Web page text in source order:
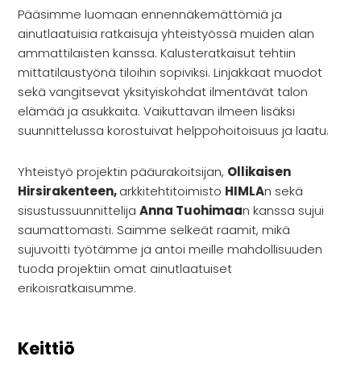
Pääsimme luomaan ennennäkemättömiä ja
ainutlaatuisia ratkaisuja yhteistyössä muiden alan
ammattilaisten kanssa. Kalusteratkaisut tehtiin
mittatilaustyönä tiloihin sopiviksi. Linjakkaat muodot
sekä vangitsevat yksityiskohdat ilmentävät talon
elämää ja asukkaita. Vaikuttavan ilmeen lisäksi
suunnittelussa korostuivat helppohoitoisuus ja laatu.
Yhteistyö projektin pääurakoitsijan, Ollikaisen
Hirsirakenteen,arkkitehtitoimisto HIMLAn sekä
sisustussuunnittelijaAnna Tuohimaan kanssa sujui
saumattomasti. Saimme selkeät raamit, mikä
sujuvoitti työtämme ja antoi meille mahdollisuuden
tuoda projektiin omat ainutlaatuiset
erikoisratkaisumme.
Keittiö